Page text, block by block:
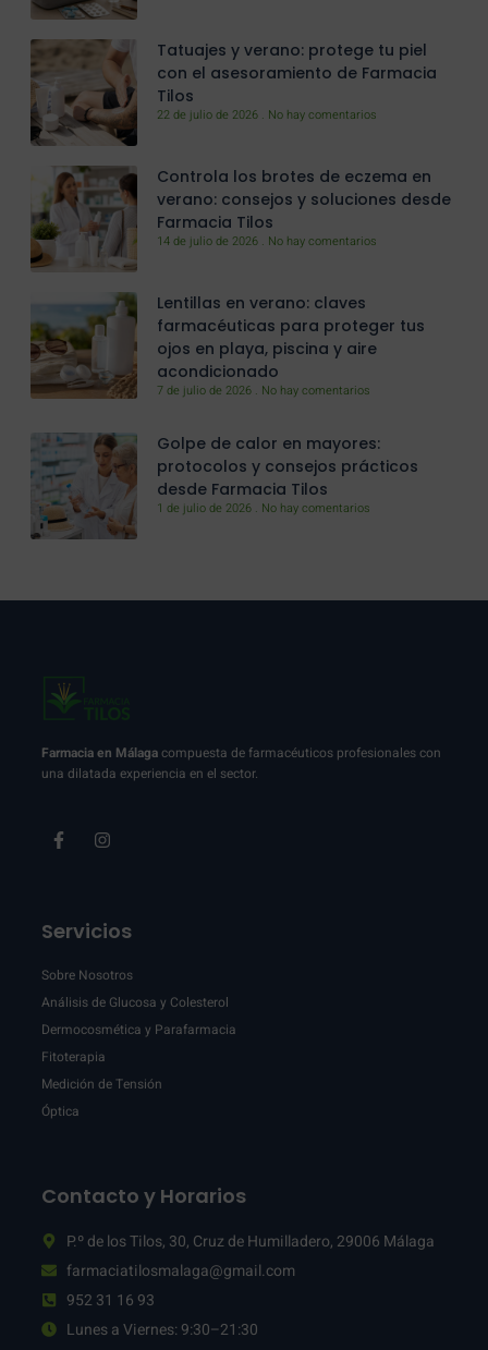
Tatuajes y verano: protege tu piel
con el asesoramiento de Farmacia
Tilos
22 de julio de 2026 No hay comentarios
Controla los brotes de eczema en
verano: consejos y soluciones desde
Farmacia Tilos
14 de julio de 2026 No hay comentarios
Lentillas en verano: claves
farmacéuticas para proteger tus
ojos en playa, piscina y aire
acondicionado
7 de julio de 2026 No hay comentarios
Golpe de calor en mayores:
protocolos y consejos prácticos
desde Farmacia Tilos
1 de julio de 2026 No hay comentarios
Farmacia en Málagacompuesta de farmacéuticos profesionales con
una dilatada experiencia en el sector.
Servicios
Sobre Nosotros
Análisis de Glucosa y Colesterol
Dermocosmética y Parafarmacia
Fitoterapia
Medición de Tensión
Óptica
Contacto y Horarios
P.º de los Tilos, 30, Cruz de Humilladero, 29006 Málaga
farmaciatilosmalaga@gmail.com
952 31 16 93
Lunes a Viernes: 9:30–21:30